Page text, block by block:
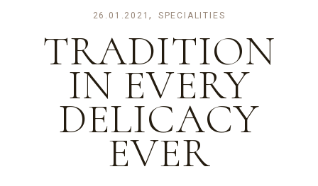
26.01.2021 SPECIALITIES
TRADITION
IN EVERY
DELICACY
EVER